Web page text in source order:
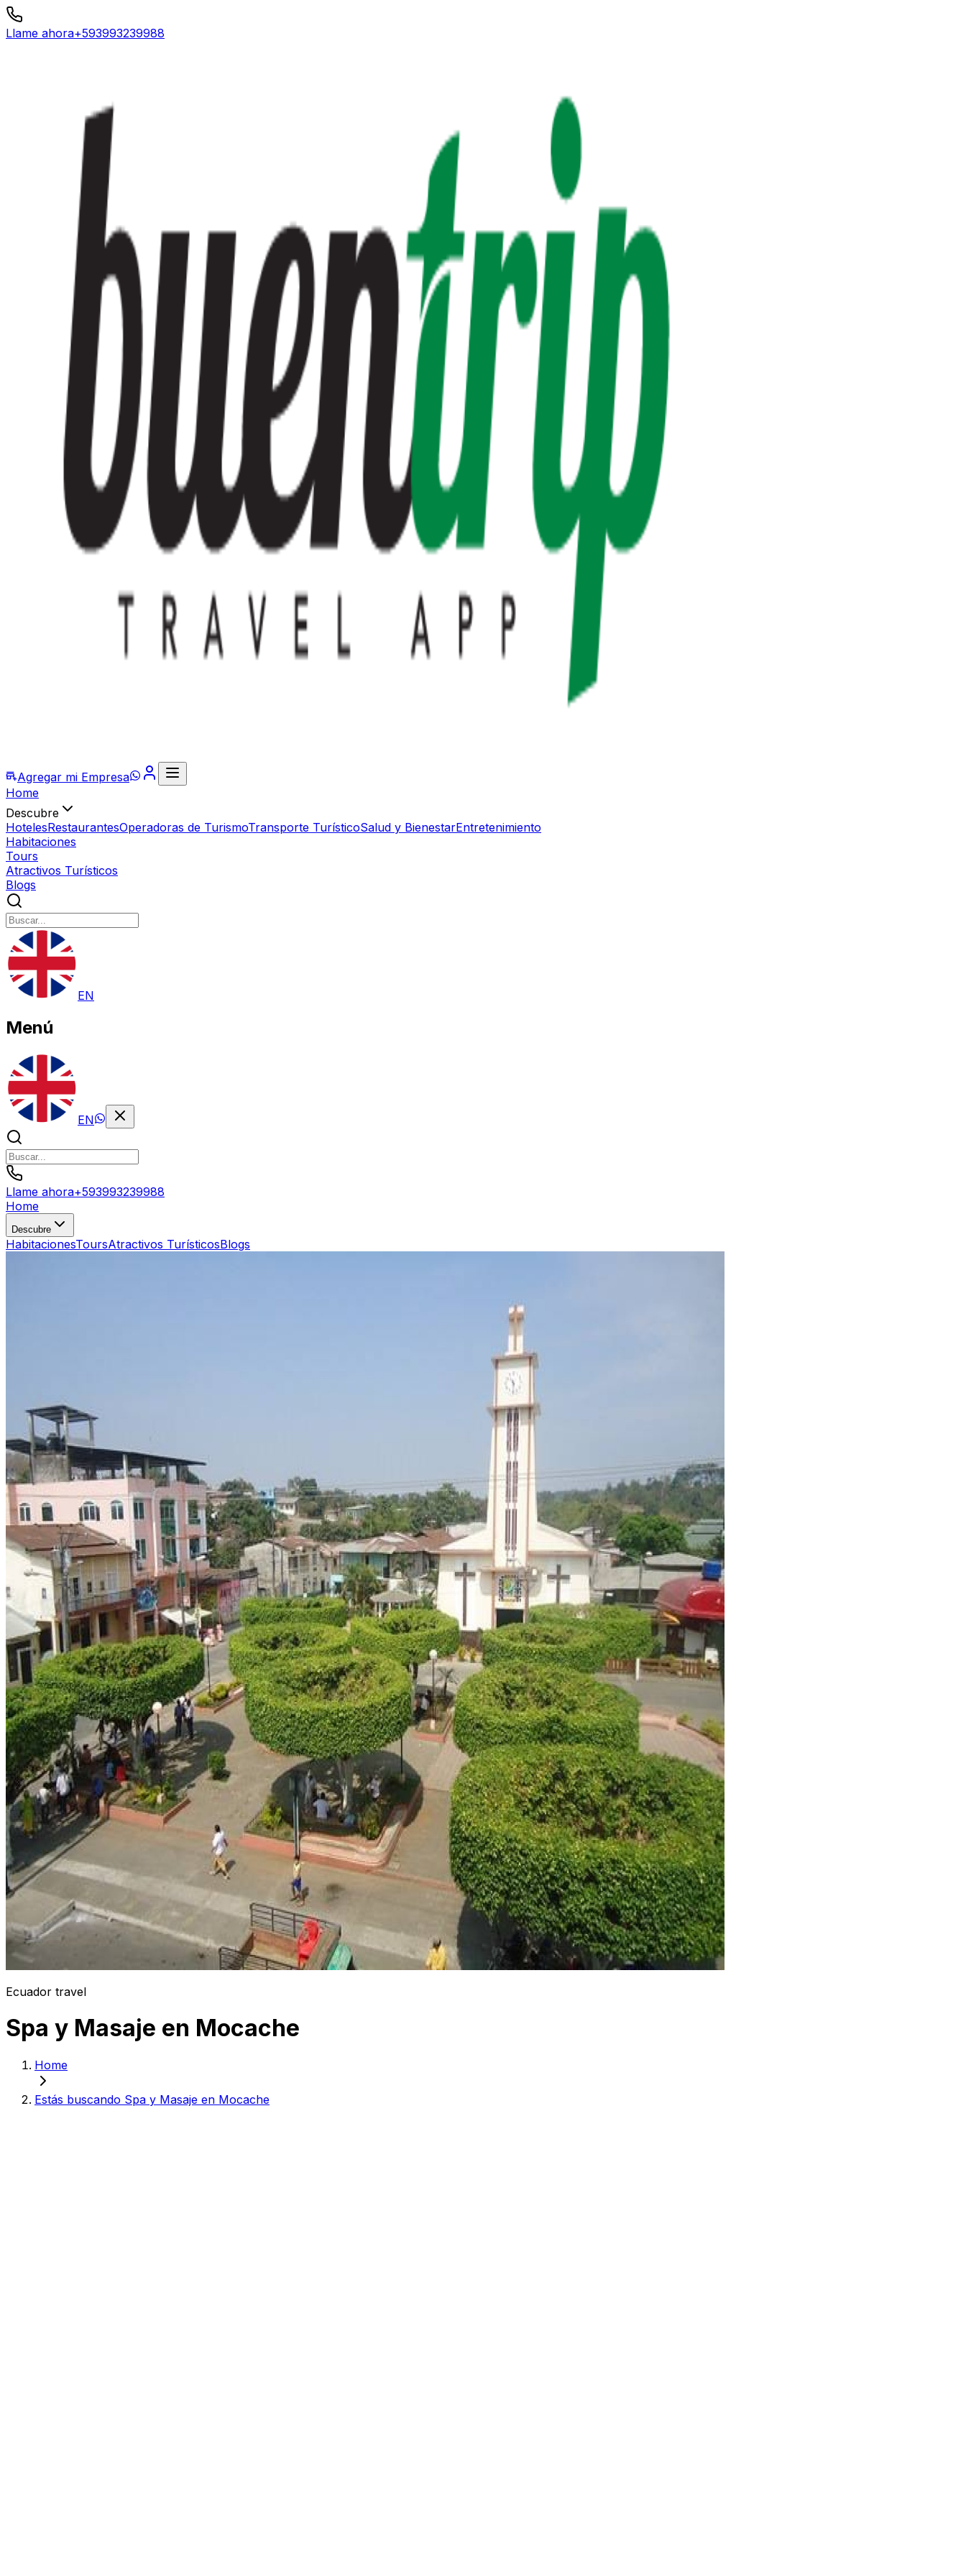
Llame ahora+593993239988
Agregar mi Empresa
Home
Descubre
HotelesRestaurantesOperadoras de TurismoTransporte TurísticoSalud y BienestarEntretenimiento
Habitaciones
Tours
Atractivos Turísticos
Blogs
EN
Menú
EN
Llame ahora+593993239988
Home
Descubre
HabitacionesToursAtractivos TurísticosBlogs
Ecuador travel
Spa y Masaje en Mocache
Home
Estás buscando Spa y Masaje en Mocache